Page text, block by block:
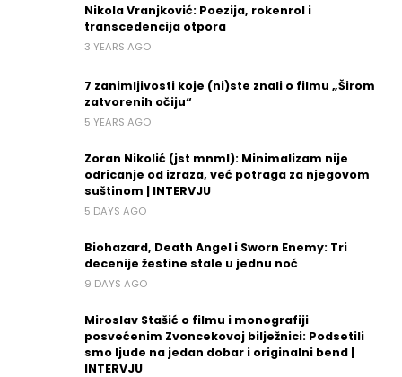
Nikola Vranjković: Poezija, rokenrol i
transcedencija otpora
3 YEARS AGO
7 zanimljivosti koje (ni)ste znali o filmu „Širom
zatvorenih očiju“
5 YEARS AGO
Zoran Nikolić (jst mnml): Minimalizam nije
odricanje od izraza, već potraga za njegovom
suštinom | INTERVJU
5 DAYS AGO
Biohazard, Death Angel i Sworn Enemy: Tri
decenije žestine stale u jednu noć
9 DAYS AGO
Miroslav Stašić o filmu i monografiji
posvećenim Zvoncekovoj bilježnici: Podsetili
smo ljude na jedan dobar i originalni bend |
INTERVJU